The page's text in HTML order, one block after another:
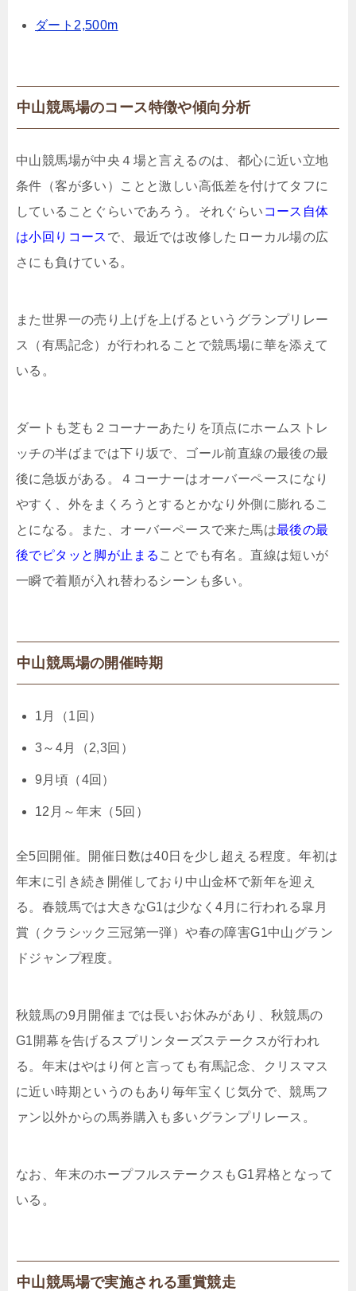
ダート2,500m
中山競馬場のコース特徴や傾向分析
中山競馬場が中央４場と言えるのは、都心に近い立地
条件（客が多い）ことと激しい高低差を付けてタフに
していることぐらいであろう。それぐらい コース自体
は小回りコース で、最近では改修したローカル場の広
さにも負けている。
また世界一の売り上げを上げるというグランプリレー
ス（有馬記念）が行われることで競馬場に華を添えて
いる。
ダートも芝も２コーナーあたりを頂点にホームストレ
ッチの半ばまでは下り坂で、ゴール前直線の最後の最
後に急坂がある。４コーナーはオーバーペースになり
やすく、外をまくろうとするとかなり外側に膨れるこ
とになる。また、オーバーペースで来た馬は最後の最
後でピタッと脚が止まる ことでも有名。直線は短いが
一瞬で着順が入れ替わるシーンも多い。
中山競馬場の開催時期
1月（1回）
3～4月（2,3回）
9月頃（4回）
12月～年末（5回）
全5回開催。開催日数は40日を少し超える程度。年初は
年末に引き続き開催しており中山金杯で新年を迎え
る。春競馬では大きなG1は少なく4月に行われる皐月
賞（クラシック三冠第一弾）や春の障害G1中山グラン
ドジャンプ程度。
秋競馬の9月開催までは長いお休みがあり、秋競馬の
G1開幕を告げるスプリンターズステークスが行われ
る。年末はやはり何と言っても有馬記念、クリスマス
に近い時期というのもあり毎年宝くじ気分で、競馬フ
ァン以外からの馬券購入も多いグランプリレース。
なお、年末のホープフルステークスもG1昇格となって
いる。
中山競馬場で実施される重賞競走